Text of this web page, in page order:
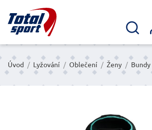
Úvod / Lyžování / Oblečení / Ženy / Bundy